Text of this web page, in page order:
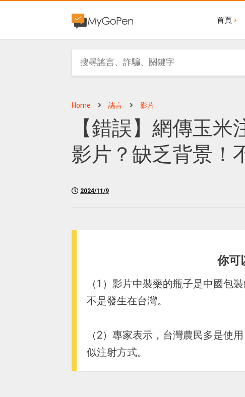
首頁
Home 謠言 影片
【錯誤】網傳玉
影片？缺乏背景！
2024/11/9
你可
（1）影片中裝藥的瓶子是中國包
不是發生在台灣。
（2）專家表示，台灣農民多是使
似注射方式。